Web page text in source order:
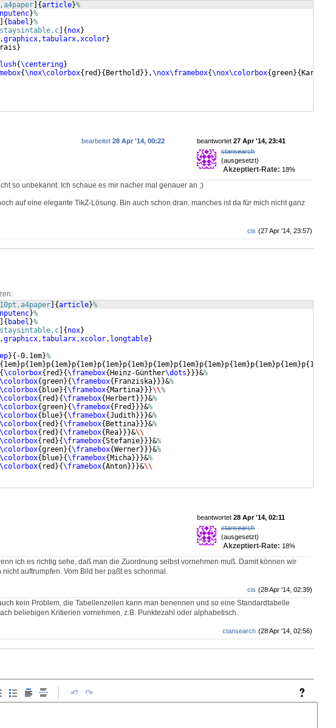
{article}%
}%
{ babel }%
{ nox}
}
}
{\centering}
{\nox\colorbox{ red }{ Berthold }} ,\nox\framebox{\nox\colorbox{green}{ Karl-Otto
beantwortet 27 Apr '14, 23:41
ctansearch
(ausgesetzt)
Akzeptiert-Rate: 18%
bearbeitet 28 Apr '14, 00:22
so unbekannt. Ich schaue es mir nacher mal genauer an ;)
auf eine elegante TikZ-Lösung. Bin auch schon dran, manches ist da für mich nicht ganz
(27 Apr '14, 23:57)
cis
10pt,a4paper {article}%
}%
{ babel }%
{ nox}
}
}{ -0.1em}%
{ 1em}p{ 1em}p{ 1em}p{ 1em}p{ 1em}p{ 1em}p{ 1em}p{ 1em}p{ 1em}p{ 1em}p{ 1em}p{ 1em}p{ 1em
{\colorbox{ red }{\framebox{ Heinz-Günther\dots }}}&%
\colorbox{green}{\framebox{ Franziska}}}&%
\colorbox{ blue}{\framebox{ Martina}}}\\%
\colorbox{ red }{\framebox{ Herbert }}}&%
\colorbox{green}{\framebox{ Fred }}}&%
\colorbox{ blue}{\framebox{Judith}}}&%
\colorbox{ red }{\framebox{ Bettina}}}&%
\colorbox{ red }{\framebox{ Rea}}}&\\
\colorbox{ red }{\framebox{Stefanie}}}&%
\colorbox{green}{\framebox{Werner}}}&%
\colorbox{ blue}{\framebox{ Micha}}}&%
\colorbox{ red }{\framebox{Anton}}}&\\
beantwortet 28 Apr '14, 02:11
ctansearch
(ausgesetzt)
Akzeptiert-Rate: 18%
ich es richtig sehe, daß man die Zuordnung selbst vornehmen muß. Damit können wir
auftrumpfen. Vom Bild her paßt es schonmal.
(28 Apr '14, 02:39)
cis
kein Problem, die Tabellenzellen kann man benennen und so eine Standardtabelle
beliebigen Kritierien vornehmen, z.B. Punktezahl oder alphabetisch.
(28 Apr '14, 02:56)
ctansearch